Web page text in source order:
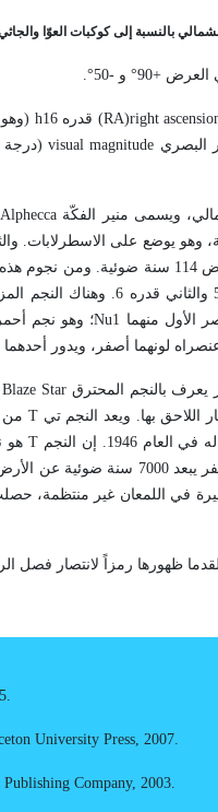
و -50°.
right
(
RA) قدره 16 h
visual magnitude(درجة
ويسمى منير الفكّة Alphecca
الأول منهما Nu1؛ وهو نجم أحمر عملاق
لونهما أصفر، ويدور أحدهما حول
يعرف بالنجم المحترقBlaze Star
Tمن
T هو
ظهورها رمزاً لانتصار فصل
.
University Press, 2007.
Publishing Company, 2003.